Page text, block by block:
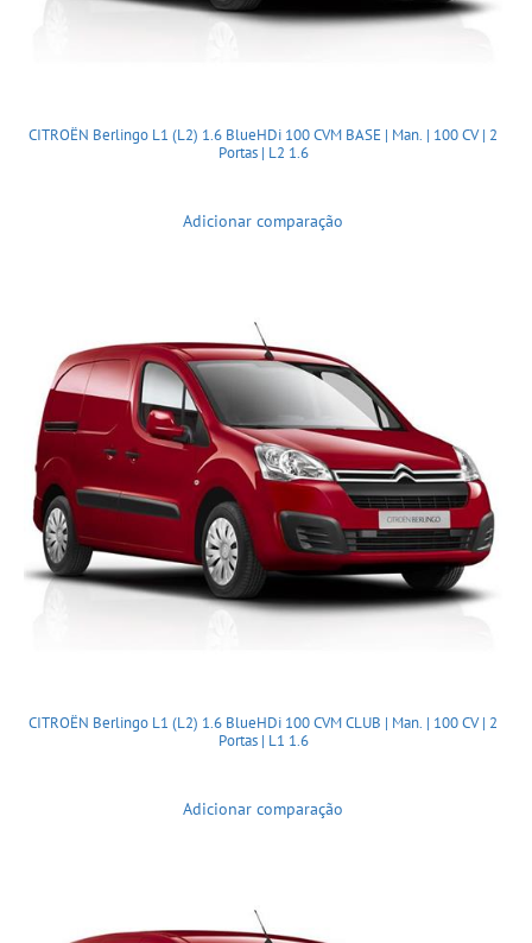
CITROËN Berlingo L1 (L2) 1.6 BlueHDi 100 CVM BASE | Man. | 100 CV | 2
Portas | L2 1.6
Adicionar comparação
CITROËN Berlingo L1 (L2) 1.6 BlueHDi 100 CVM CLUB | Man. | 100 CV | 2
Portas | L1 1.6
Adicionar comparação